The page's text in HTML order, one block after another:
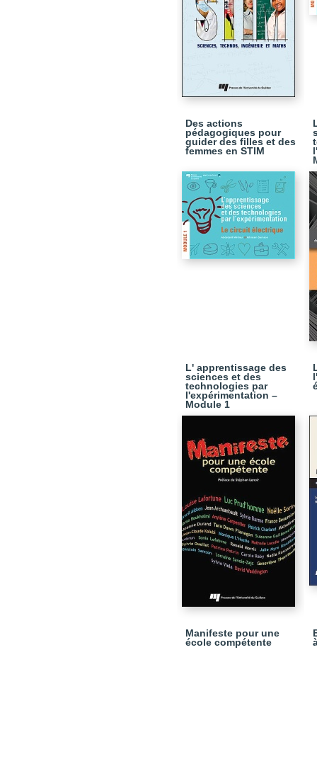
Des actions
pédagogiques pour
guider des filles et des
femmes en STIM
L' apprentissage des
sciences et des
technologies par
l'expérimentation –
Module 1
Manifeste pour une
école compétente